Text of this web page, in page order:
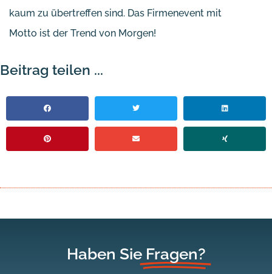
kaum zu übertreffen sind. Das Firmenevent mit
Motto ist der Trend von Morgen!
Beitrag teilen ...
Haben Sie Fragen?